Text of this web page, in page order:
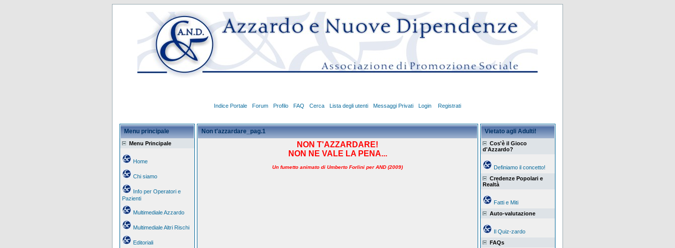
Indice Portale Forum Profilo FAQ Cerca Lista degli utenti Messaggi Privati Login Registrati
Menu principale
Menu Principale
Home
Chi siamo
Info per Operatori e
Pazienti
Multimediale Azzardo
Multimediale Altri Rischi
Editoriali
Non t'azzardare_pag.1
NON T'AZZARDARE!
NON NE VALE LA PENA...
Un fumetto animato di Umberto Forlini per AND (2009)
Vietato agli Adulti!
Cos'è il Gioco
d'Azzardo?
Definiamo il concetto!
Credenze Popolari e
Realtà
Fatti e Miti
Auto-valutazione
Il Quiz-zardo
FAQs